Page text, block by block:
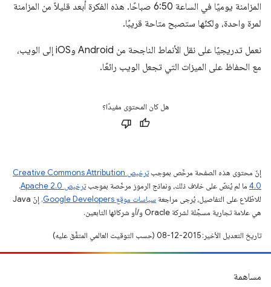
المزامنة يوميًا في الساعة 6:50 صباحًا. هذه الفكرة أبعد قليلاً من المزامنة
لمرة واحدة، ولكنّها ستصبح متاحة قريبًا.
نعمل تدريجيًا على نقل الأنماط الناجحة من Android وiOS إلى الويب،
مع الحفاظ على الميزات التي تجعل الويب رائعًا.
هل كان المحتوى مفيدًا؟
إنّ محتوى هذه الصفحة مرخّص بموجب
ترخيص Creative Commons Attribution
4.0‏ ما لم يُنصّ على خلاف ذلك، ونماذج الرموز مرخّصة بموجبترخيص Apache 2.0‏
.
للاطّلاع على التفاصيل، يُرجى مراجعة سياسات موقع Google Developers‏
. إنّ Java
هي علامة تجارية مسجَّلة لشركة Oracle و/أو شركائها التابعين.
تاريخ التعديل الأخير: 2015-12-08 (حسب التوقيت العالمي المتفَّق عليه)
مساهمة